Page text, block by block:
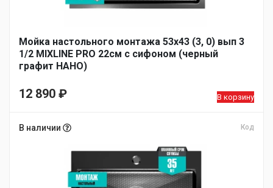
Мойка настольного монтажа 53х43 (3, 0) вып 3
1/2 MIXLINE PRO 22см с сифоном (черный
графит НАНО)
12 890 ₽ В корзину
В наличии Код